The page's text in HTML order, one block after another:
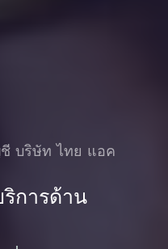
บริษัท ไทย แอค
การด้าน